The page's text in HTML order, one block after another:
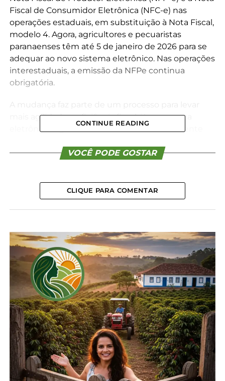
Fiscal de Consumidor Eletrônica (NFC-e) nas
operações estaduais, em substituição à Nota Fiscal,
modelo 4. Agora, agricultores e pecuaristas
paranaenses têm até 5 de janeiro de 2026 para se
adequar ao novo sistema eletrônico. Nas operações
interestaduais, a emissão da NFPe continua
obrigatória.
mais agilidade e eficiência fiscal, já que a nota
eletrônica é gerada e autorizada imediatamente
que o produtor rural não precisa mais se deslocar
Para auxiliar os produtores rurais do Paraná nesse
processo de transição para a NFP-e, o Sistema FAEP
colaboradores de sindicatos rurais. Em novembro,
foram realizados cursos em Pato Branco,
Guarapuava, Assis Chateaubriand, Campo Mourão,
Maringá, Ibiporã e Curitiba. Além disso, a entidade
conta com o curso Emissão de Nota Fiscal
Eletrônica, gratuito e com certificado, para os
produtores rurais.
Além disso, em parceria com técnicos da Receita
Estadual, o Sistema FAEP elaborou um
treinamento online sobre a emissão da NFP-e. O
material inclui manuais, guias práticos para
utilização das ferramentas do portal da Receita
CONTINUE READING
VOCÊ PODE GOSTAR
CLIQUE PARA COMENTAR